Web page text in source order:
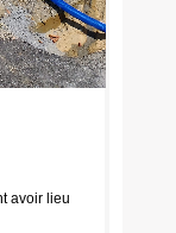
avoir lieu